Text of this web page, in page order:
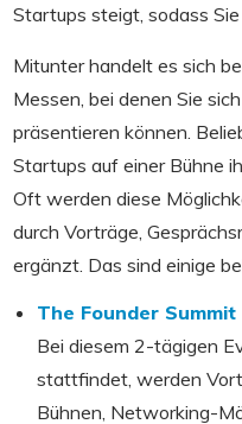
Startups steigt, sodass
Mitunter handelt es sich
Messen, bei denen Sie
präsentieren können.
Startups auf einer Bühne
Oft werden diese
durch Vorträge,
ergänzt. Das sind einige
The Founder Summit
Bei diesem 2-tägigen
stattfindet, werden
Bühnen, Networking-